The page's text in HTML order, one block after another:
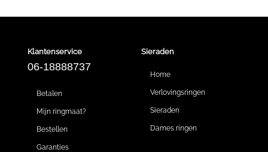
Klantenservice
06-18888737
Betalen
Mijn ringmaat?
Bestellen
Garanties
Sieraden
Home
Verlovingsringen
Sieraden
Dames ringen